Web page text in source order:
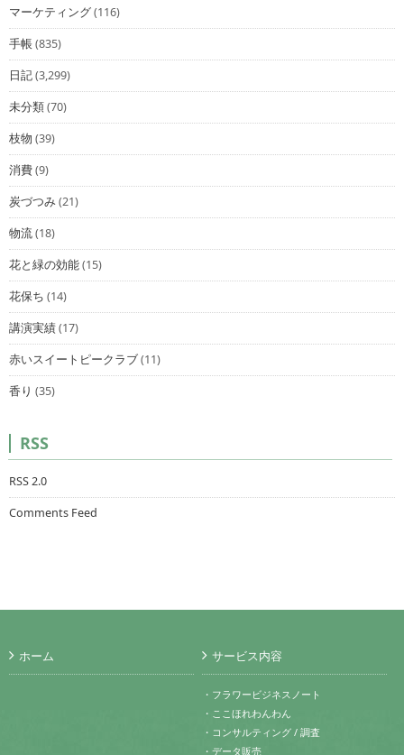
マーケティング(116)
手帳(835)
日記(3,299)
未分類(70)
枝物 (39)
消費(9)
炭づつみ(21)
物流(18)
花と緑の効能(15)
花保ち (14)
講演実績(17)
赤いスイートピークラブ(11)
香り (35)
RSS
RSS 2.0
Comments Feed
ホーム サービス内容
・フラワービジネスノート
・ここほれわんわん
・コンサルティング / 調査
・データ販売